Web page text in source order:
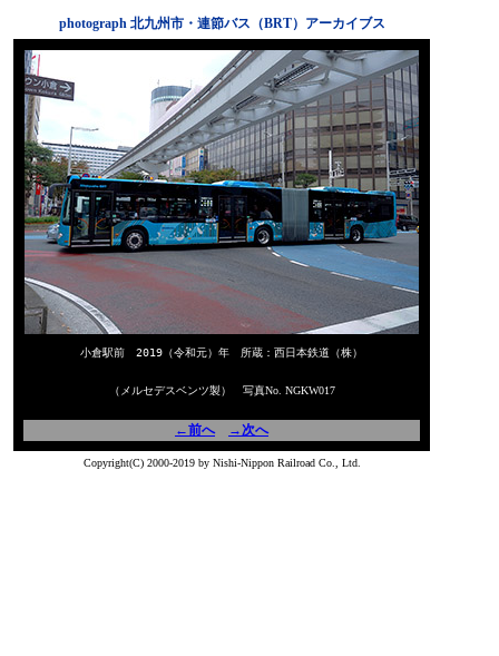
photograph 北九州市・連節バス（BRT）アーカイブス
小倉駅前 2019（令和元）年 所蔵：西日本鉄道（株）
（メルセデスベンツ製） 写真No. NGKW017
←前へ →次へ
Copyright(C) 2000-2019 by Nishi-Nippon Railroad Co., Ltd.